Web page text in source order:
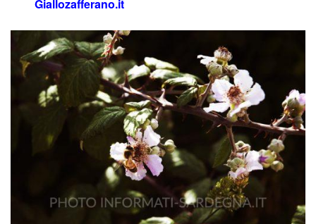
Giallozafferano.it